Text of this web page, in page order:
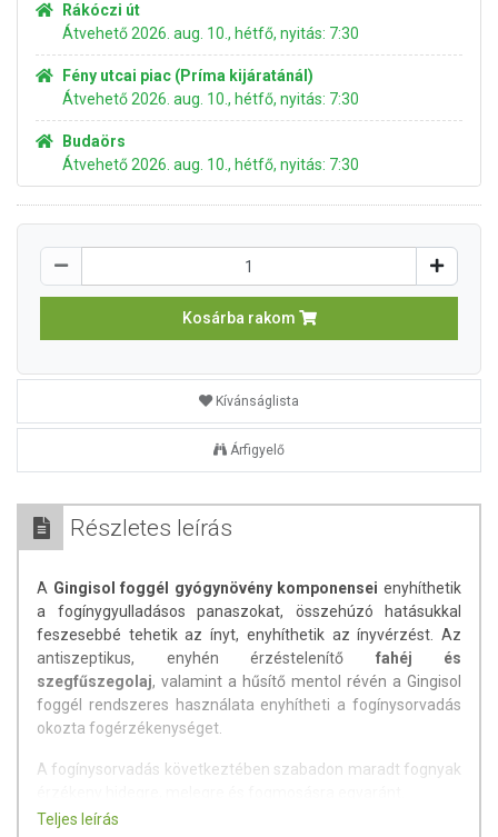
Rákóczi út
Átvehető 2026. aug. 10., hétfő, nyitás: 7:30
Fény utcai piac (Príma kijáratánál)
Átvehető 2026. aug. 10., hétfő, nyitás: 7:30
Budaörs
Átvehető 2026. aug. 10., hétfő, nyitás: 7:30
Kosárba rakom
Kívánságlista
Árfigyelő
Részletes leírás
A Gingisol foggél gyógynövény komponensei enyhíthetik
a fogínygyulladásos panaszokat, összehúzó hatásukkal
feszesebbé tehetik az ínyt, enyhíthetik az ínyvérzést. Az
antiszeptikus, enyhén érzéstelenítő fahéj és
szegfűszegolaj, valamint a hűsítő mentol révén a Gingisol
foggél rendszeres használata enyhítheti a fogínysorvadás
okozta fogérzékenységet.
A fogínysorvadás következtében szabadon maradt fognyak
Teljes leírás